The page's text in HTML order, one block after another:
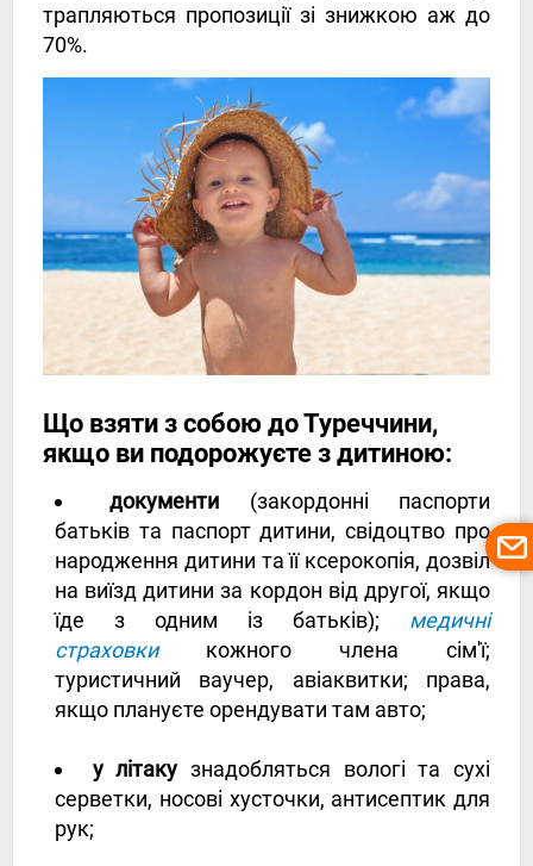
трапляються пропозиції зі знижкою аж до
70%.
Що взяти з собою до Туреччини,
якщо ви подорожуєте з дитиною:
документи (закордонні паспорти
батьків та паспорт дитини, свідоцтво про
народження дитини та її ксерокопія, дозвіл
на виїзд дитини за кордон від другої, якщо
їде з одним із батьків); медичні
страховкикожного члена сім'ї;
туристичний ваучер, авіаквитки; права,
якщо плануєте орендувати там авто;
у літаку знадобляться вологі та сухі
серветки, носові хусточки, антисептик для
рук;